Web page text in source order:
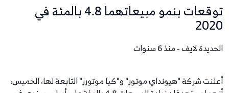
توقعات بنمو مبيعاتهما 4.8 بالمئة في
2020
الحديدة لايف - منذ 6 سنوات
أعلنت شركة "هيونداي موتور" و"كيا موتورز" التابعة لها، الخميس،